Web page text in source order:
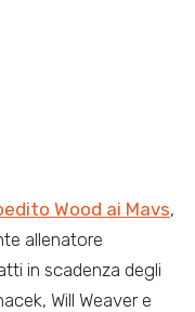
Wood ai Mavs,
allenatore
in scadenza degli
Will Weaver e